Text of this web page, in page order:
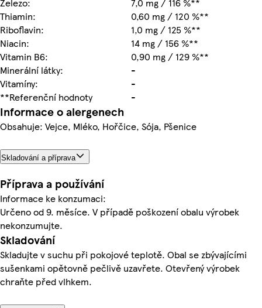
Thiamin:
0,60 mg / 120 %**
Riboflavin:
1,0 mg / 125 %**
Niacin:
14 mg / 156 %**
Vitamin B6:
0,90 mg / 129 %**
Minerální látky:
-
Vitamíny:
-
**Referenční hodnoty
-
Informace o alergenech
Obsahuje: Vejce, Mléko, Hořčice, Sója, Pšenice
Skladování a příprava
Příprava a používání
Informace ke konzumaci:
Určeno od 9. měsíce. V případě poškození obalu výrobek
nekonzumujte.
Skladování
Skladujte v suchu při pokojové teplotě. Obal se zbývajícími
sušenkami opětovně pečlivě uzavřete. Otevřený výrobek
chraňte před vlhkem.